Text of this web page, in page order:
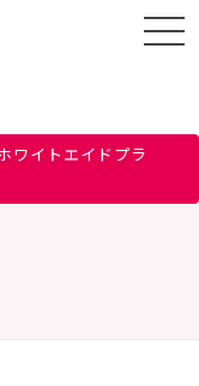
ワイトエイドプラ